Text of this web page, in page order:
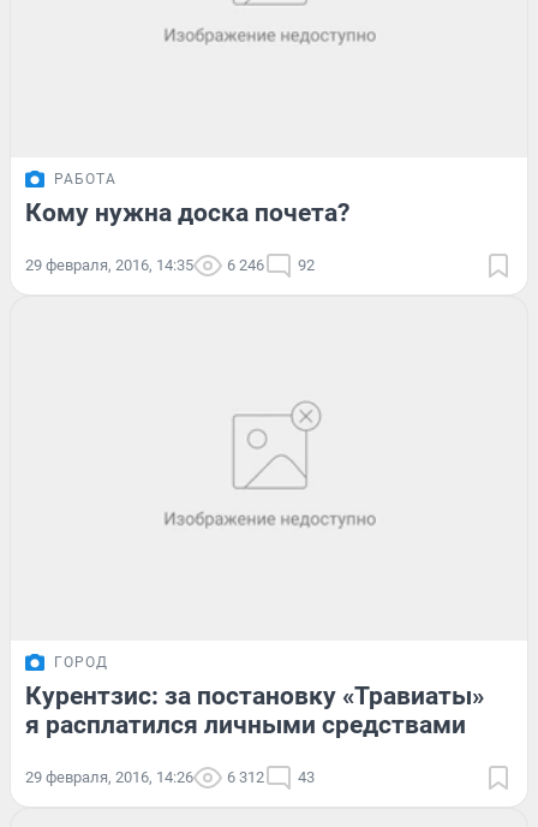
РАБОТА
Кому нужна доска почета?
29 февраля, 2016, 14:35 6 246 92
ГОРОД
Курентзис: за постановку «Травиаты»
я расплатился личными средствами
29 февраля, 2016, 14:26 6 312 43